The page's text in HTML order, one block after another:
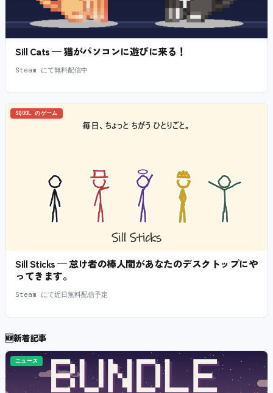
Sill Cats — 猫がパソコンに遊びに来る！
Steam にて無料配信中
SQOOL のゲーム
Sill Sticks — 怠け者の棒人間があなたのデスクトップにや
ってきます。
Steam にて近日無料配信予定
🆕新着記事
ニュース